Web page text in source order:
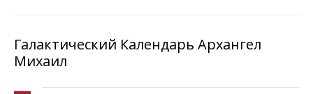
Галактический Календарь Архангел
Михаил